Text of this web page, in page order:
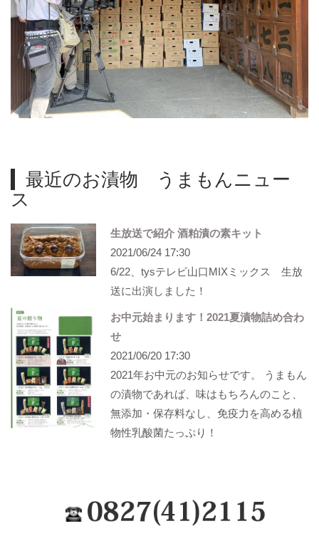
最近のお漬物 うまもんニュー
ス
生放送で紹介 酒粕漬の素キット
2021/06/24 17:30
6/22、tysテレビ山口MIXミックス 生放
送に出演しました！
お中元始まります！2021夏漬物詰め合わ
せ
2021/06/20 17:30
2021年お中元のお知らせです。 うまもん
の漬物であれば、味はもちろんのこと、
無添加・保存料なし、免疫力を高める植
物性乳酸菌たっぷり！